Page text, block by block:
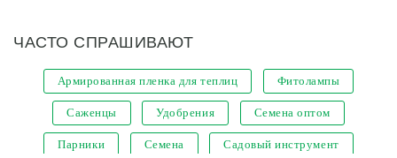
ЧАСТО СПРАШИВАЮТ
Армированная пленка для теплиц Фитолампы
Саженцы Удобрения Семена оптом
Парники Семена Садовый инструмент